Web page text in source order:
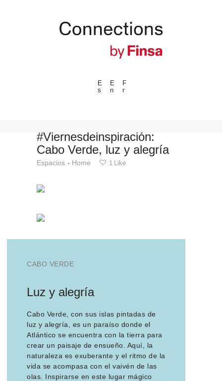
E
s
E
n
F
r
---ENLACES---
Eventos
Espacios
Materiales
by Finsa
#Viernesdeinspiración:
Cabo Verde, luz y alegría
Espacios Home 1 Like
CABO VERDE
Luz y alegría
Cabo Verde, con sus islas pintadas de
luz y alegría, es un paraíso donde el
Atlántico se encuentra con la tierra para
crear un paisaje de ensueño. Aquí, la
naturaleza es exuberante y el ritmo de la
vida se acompasa con el vaivén de las
olas. Inspirarse en este lugar mágico